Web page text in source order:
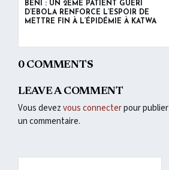
BENI : UN 2ÈME PATIENT GUÉRI
D’EBOLA RENFORCE L’ESPOIR DE
METTRE FIN À L’ÉPIDÉMIE À KATWA
0 COMMENTS
LEAVE A COMMENT
Vous devezvous connecterpour publier
un commentaire.